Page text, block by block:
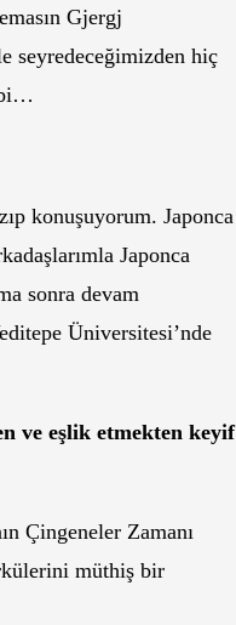
Gjergj
seyredeceğimizden hiç
konuşuyorum. Japonca
Japonca
sonra devam
Üniversitesi’nde
ve eşlik etmekten keyif
Çingeneler Zamanı
müthiş bir